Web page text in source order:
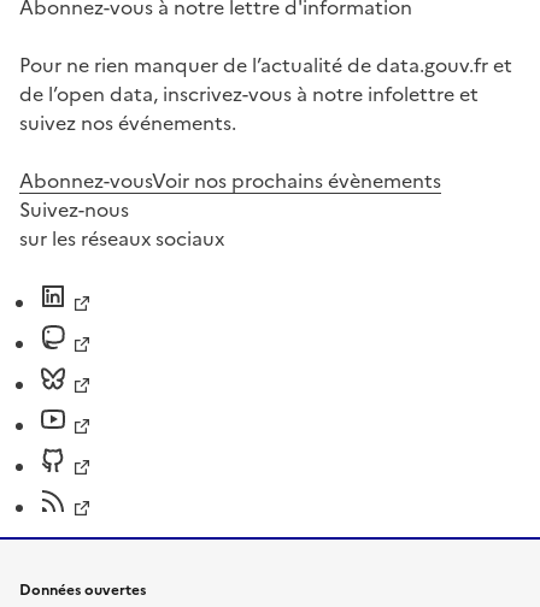
Abonnez-vous à notre lettre d'information
Pour ne rien manquer de l’actualité de data.gouv.fr et
de l’open data, inscrivez-vous à notre infolettre et
suivez nos événements.
Abonnez-vousVoir nos prochains évènements
Suivez-nous
sur les réseaux sociaux
Données ouvertes